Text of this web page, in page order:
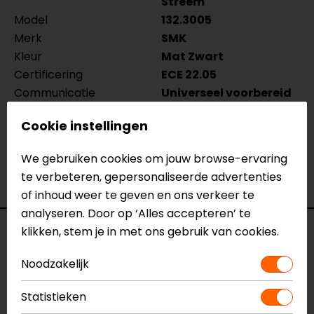
Model
132.3005
Merk
SMK
Kleur
Mat Zwart
Certificering
ECE 22.05
Communicatie
Universeel voorbereid
Materiaal
Geïntegreerd
zonnevizier
Nee
Reviews (2)
06-03-2023
Cookie instellingen
We gebruiken cookies om jouw browse-ervaring
te verbeteren, gepersonaliseerde advertenties
of inhoud weer te geven en ons verkeer te
analyseren. Door op ‘Alles accepteren’ te
klikken, stem je in met ons gebruik van cookies.
Noodzakelijk
Statistieken